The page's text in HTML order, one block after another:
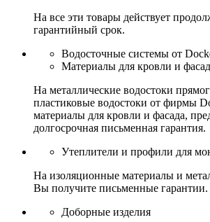
На все эти товары действует
гарантийный срок.
Водосточные системы от
Материалы для кровли и
На металлические водостоки
пластиковые водостоки от фирмы
материалы для кровли и фасада,
долгосрочная письменная гарантия.
Утеплители и профили для
На изоляционные материалы и
Вы получите письменные гарантии.
Доборные изделия